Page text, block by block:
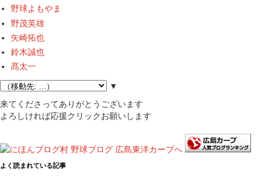
野球よもやま
野茂英雄
矢崎拓也
鈴木誠也
髙太一
▼
来てくださってありがとうございます
よろしければ応援クリックお願いします
よく読まれている記事